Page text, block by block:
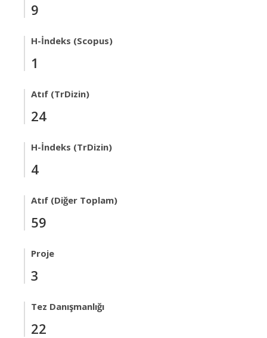
9
H-İndeks (Scopus)
1
Atıf (TrDizin)
24
H-İndeks (TrDizin)
4
Atıf (Diğer Toplam)
59
Proje
3
Tez Danışmanlığı
22